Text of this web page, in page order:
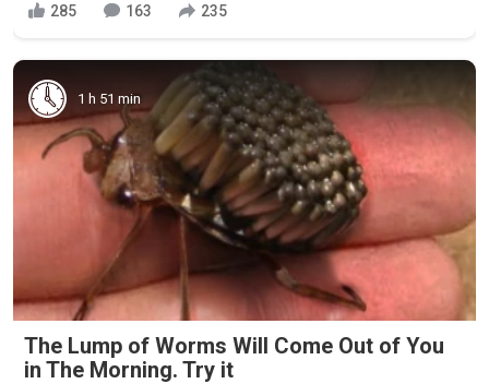
285 163 235
1 h 51 min
The Lump of Worms Will Come Out of You
in The Morning. Try it